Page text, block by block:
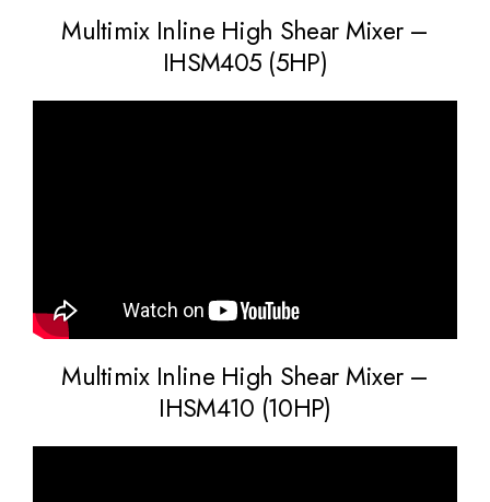
Multimix Inline High Shear Mixer –
IHSM405 (5HP)
Multimix Inline High Shear Mixer –
IHSM410 (10HP)